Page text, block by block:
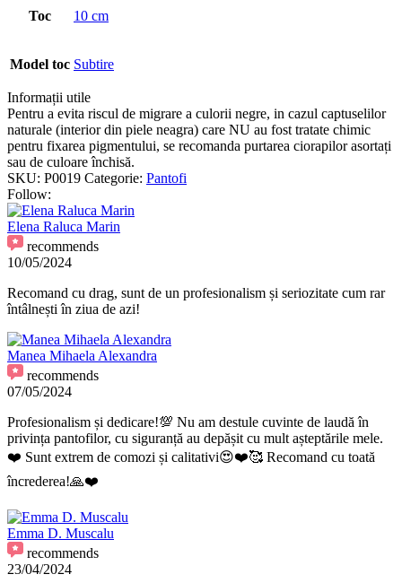
Toc 10 cm
Model toc Subtire
Informații utile
Pentru a evita riscul de migrare a culorii negre, in cazul captuselilor
naturale (interior din piele neagra) care NU au fost tratate chimic
pentru fixarea pigmentului, se recomanda purtarea ciorapilor asortați
sau de culoare închisă.
SKU: P0019 Categorie: Pantofi
Follow:
Elena Raluca Marin
recommends
10/05/2024
Recomand cu drag, sunt de un profesionalism și seriozitate cum rar
întâlnești în ziua de azi!
Manea Mihaela Alexandra
recommends
07/05/2024
Profesionalism și dedicare!💯 Nu am destule cuvinte de laudă în
privința pantofilor, cu siguranță au depășit cu mult așteptările mele.
❤️ Sunt extrem de comozi și calitativi😍❤️🥰 Recomand cu toată
încrederea!🙏❤️
Emma D. Muscalu
recommends
23/04/2024